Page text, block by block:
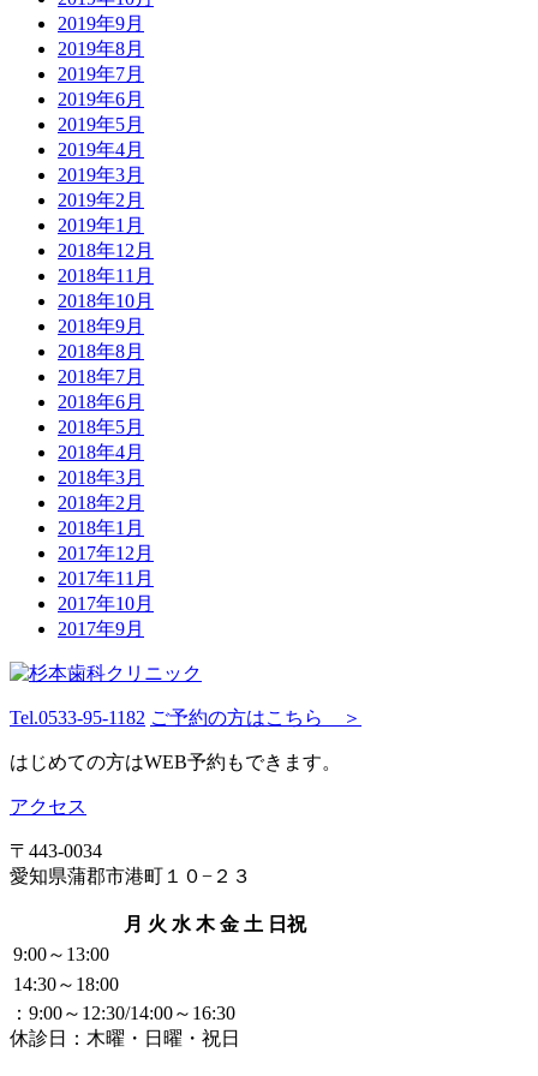
2019年9月
2019年8月
2019年7月
2019年6月
2019年5月
2019年4月
2019年3月
2019年2月
2019年1月
2018年12月
2018年11月
2018年10月
2018年9月
2018年8月
2018年7月
2018年6月
2018年5月
2018年4月
2018年3月
2018年2月
2018年1月
2017年12月
2017年11月
2017年10月
2017年9月
Tel.0533-95-1182 ご予約の方はこちら ＞
はじめての方はWEB予約もできます。
アクセス
〒443-0034
愛知県蒲郡市港町１０−２３
月 火 水 木 金 土 日祝
9:00～13:00
14:30～18:00
：9:00～12:30/14:00～16:30
休診日：木曜・日曜・祝日